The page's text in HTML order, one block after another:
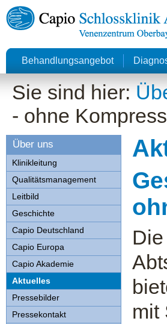
Behandlungsangebot
Sie sind hier:
- ohne
Über uns
Klinikleitung
Qualitätsmanagement
Leitbild
Geschichte
Capio Deutschland
Capio Europa
Capio Akademie
Aktuelles
Pressebilder
Pressekontakt
mit